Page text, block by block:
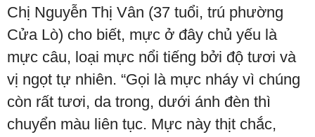
Chị Nguyễn Thị Vân (37 tuổi, trú phường
Cửa Lò) cho biết, mực ở đây chủ yếu là
mực câu, loại mực nổi tiếng bởi độ tươi và
vị ngọt tự nhiên. “Gọi là mực nháy vì chúng
còn rất tươi, da trong, dưới ánh đèn thì
chuyển màu liên tục. Mực này thịt chắc,